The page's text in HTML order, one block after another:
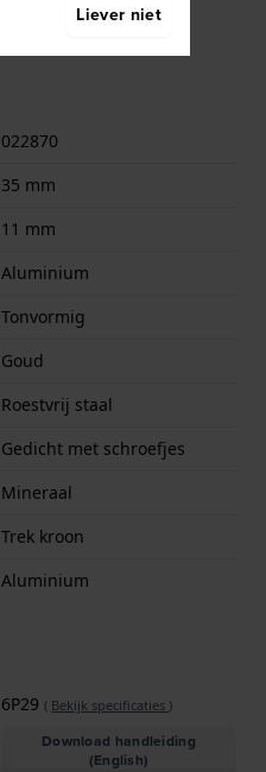
Goud, Goud, Goud
022870
35 mm
11 mm
Aluminium
Tonvormig
Goud
Roestvrij staal
Gedicht met schroefjes
Mineraal
Trek kroon
Aluminium
6P29 ( Bekijk specificaties )
Download handleiding
(English)
Liever niet